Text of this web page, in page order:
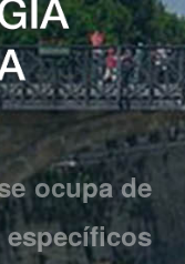
ocupa de